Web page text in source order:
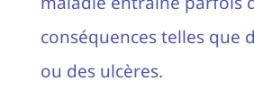
conséquences telles que
ou des ulcères.